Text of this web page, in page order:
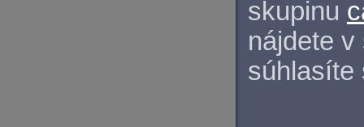
skupinu
nájdete